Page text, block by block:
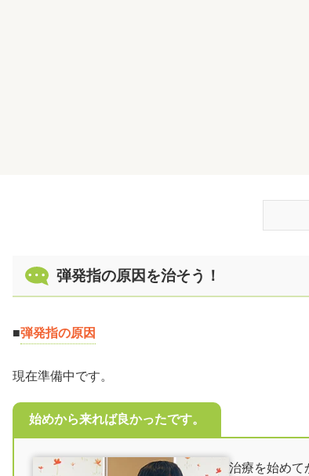
鍼治
弾発指の原因を治そう！
■弾発指の原因
現在準備中です。
始めから来れば良かったです。
治療を始めて